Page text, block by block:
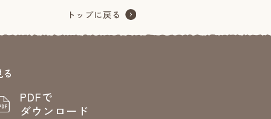
PDFで
ダウンロード